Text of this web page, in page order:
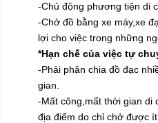
-Chủ động phương tiện di
-Chở đồ bằng xe máy,xe
lợi cho việc trong những
*Hạn chế của việc tự
-Phải phân chia đồ đạc
gian.
-Mất công,mất thời gian di
địa điểm do chỉ chở được ít